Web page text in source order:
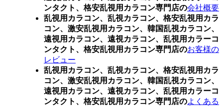
ンタクト、格安乱視用カラコン専門店の会社概要
乱視用カラコン、乱視カラコン、格安乱視用カラ
コン、激安乱視用カラコン、韓国乱視カラコン、
遠視用カラコン、遠視カラコン、乱視用カラーコ
ンタクト、格安乱視用カラコン専門店のお客様の
レビュー
乱視用カラコン、乱視カラコン、格安乱視用カラ
コン、激安乱視用カラコン、韓国乱視カラコン、
遠視用カラコン、遠視カラコン、乱視用カラーコ
ンタクト、格安乱視用カラコン専門店のよくある